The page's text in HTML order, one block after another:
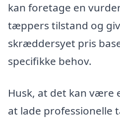
kan foretage en
tæppers tilstand og
skræddersyet pris
specifikke behov.
Husk, at det kan være
at lade professionelle